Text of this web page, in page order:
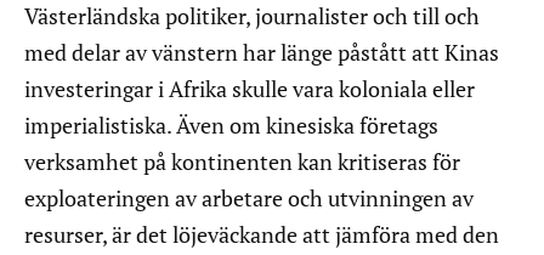
Västerländska politiker, journalister och till och
med delar av vänstern har länge påstått att Kinas
investeringar i Afrika skulle vara koloniala eller
imperialistiska. Även om kinesiska företags
verksamhet på kontinenten kan kritiseras för
exploateringen av arbetare och utvinningen av
resurser, är det löjeväckande att jämföra med den